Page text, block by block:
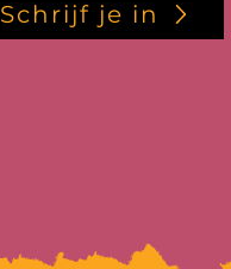
Schrijf je in